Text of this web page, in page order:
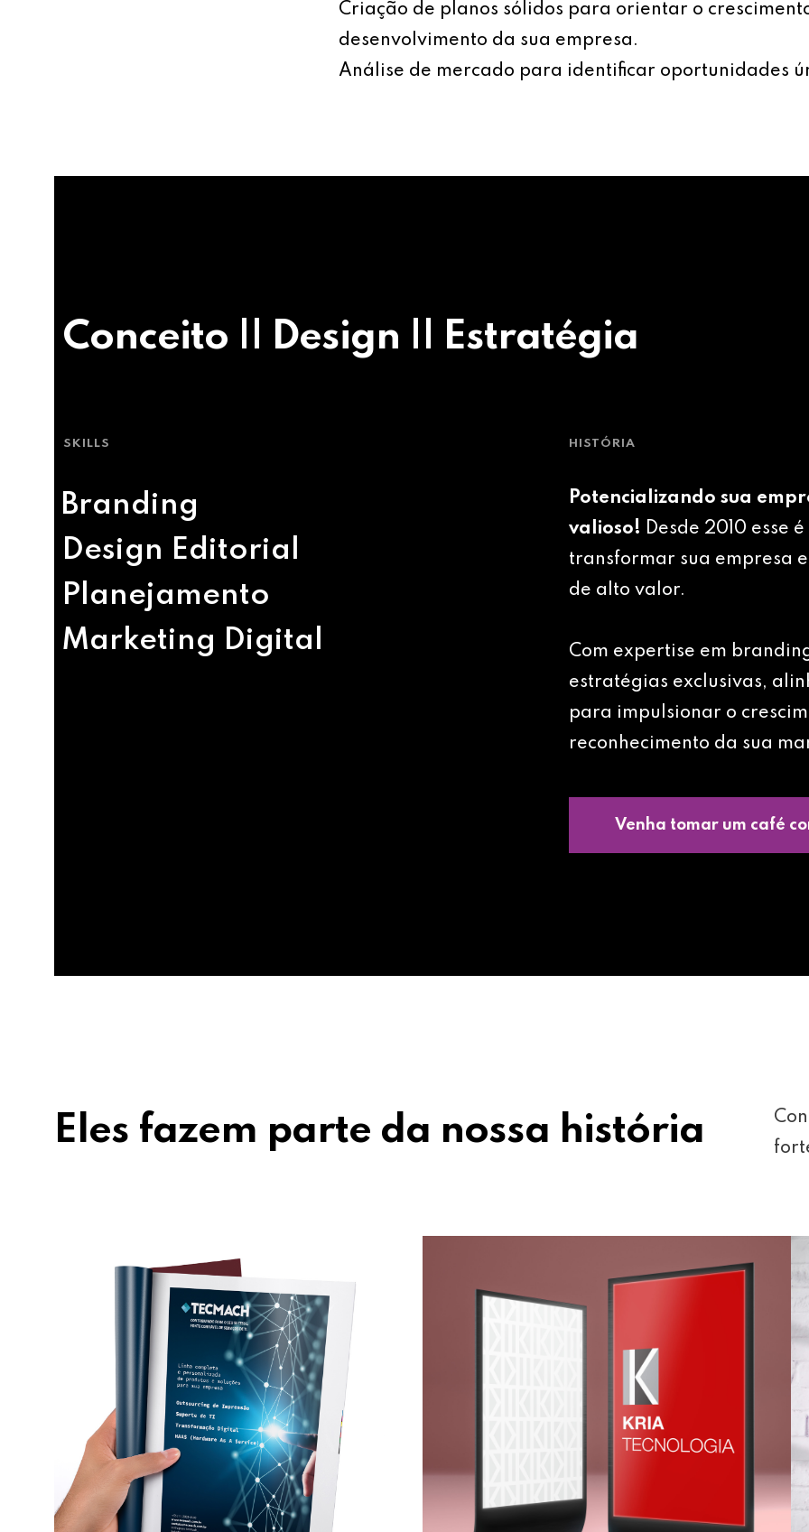
Criação de planos sólidos para orientar o
desenvolvimento da sua empresa.
Análise de mercado para identificar oportunidades
Conceito || Design || Estratégia
SKILLS
Branding
Design Editorial
Planejamento
Marketing Digital
HISTÓRIA
Potencializando sua
valioso! Desde 2010 esse
transformar sua empresa
de alto valor.
Com expertise em
estratégias exclusivas,
para impulsionar o
reconhecimento da sua
Venha tomar um café
Eles fazem parte da nossa história